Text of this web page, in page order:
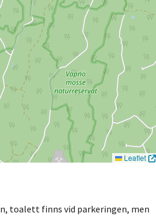
Leaflet
toalett finns vid parkeringen, men